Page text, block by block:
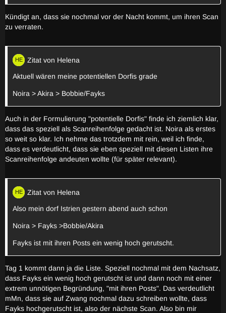
Kündigt an, dass sie nochmal vor der Nacht kommt, um ihren Scan
zu verraten.
Zitat von Helena
Aktuell wären meine potentiellen Dorfis grade
Noira > Akira > Bobbie/Fayks
Auch in der Formulierung "potentielle Dorfis" finde ich ziemlich klar,
dass das speziell als Scanreihenfolge gedacht ist. Noira als erstes
so weit so klar. Ich nehme das trotzdem mit rein, weil ich finde,
dass es verdeutlicht, dass sie eben speziell mit diesen Listen ihre
Scanreihenfolge andeuten wollte (für später relevant).
Zitat von Helena
Also mein dorf Istrien gestern abend auch schon
Noira > Fayks >Bobbie/Akira
Fayks ist mit ihren Posts ein wenig hoch gerutscht.
Tag 1 kommt dann ja die Liste. Speziell nochmal mit dem Nachsatz,
dass Fayks ein wenig hoch gerutscht ist und dann noch mit einer
extrem unnötigen Begründung, "mit ihren Posts". Das verdeutlicht
mMn, dass sie auf Zwang nochmal dazu schreiben wollte, dass
Fayks hochgerutscht ist, also der nächste Scan. Also bin mir